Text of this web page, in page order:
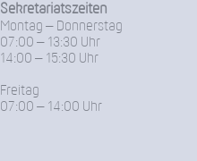
Sekretariatszeiten
Montag – Donnerstag
07:00 – 13:30 Uhr
14:00 – 15:30 Uhr
Freitag
07:00 – 14:00 Uhr